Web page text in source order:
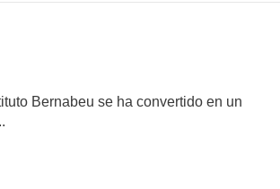
Bernabeu se ha convertido en un